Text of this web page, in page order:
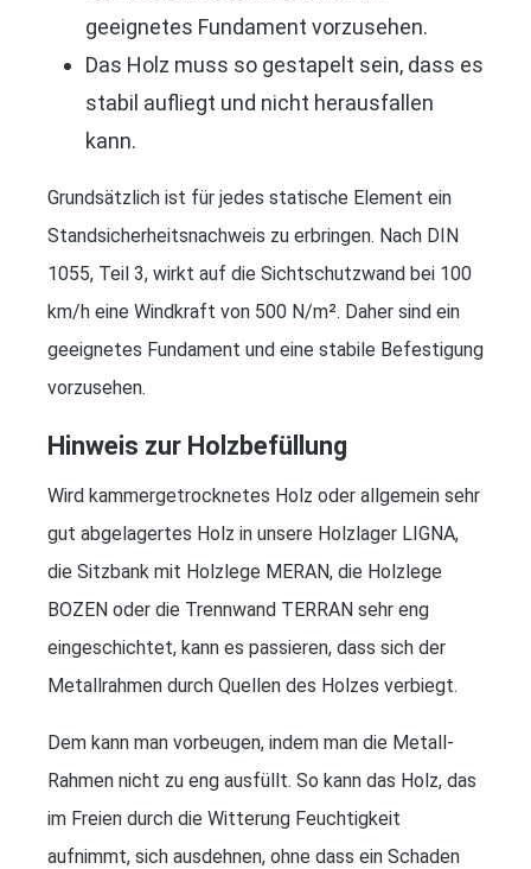
geeignetes Fundament vorzusehen.
Das Holz muss so gestapelt sein, dass es
stabil aufliegt und nicht herausfallen
kann.
Grundsätzlich ist für jedes statische Element ein
Standsicherheitsnachweis zu erbringen. Nach DIN
1055, Teil 3, wirkt auf die Sichtschutzwand bei 100
km/h eine Windkraft von 500 N/m². Daher sind ein
geeignetes Fundament und eine stabile Befestigung
vorzusehen.
Hinweis zur Holzbefüllung
Wird kammergetrocknetes Holz oder allgemein sehr
gut abgelagertes Holz in unsere Holzlager LIGNA,
die Sitzbank mit Holzlege MERAN, die Holzlege
BOZEN oder die Trennwand TERRAN sehr eng
eingeschichtet, kann es passieren, dass sich der
Metallrahmen durch Quellen des Holzes verbiegt.
Dem kann man vorbeugen, indem man die Metall-
Rahmen nicht zu eng ausfüllt. So kann das Holz, das
im Freien durch die Witterung Feuchtigkeit
aufnimmt, sich ausdehnen, ohne dass ein Schaden